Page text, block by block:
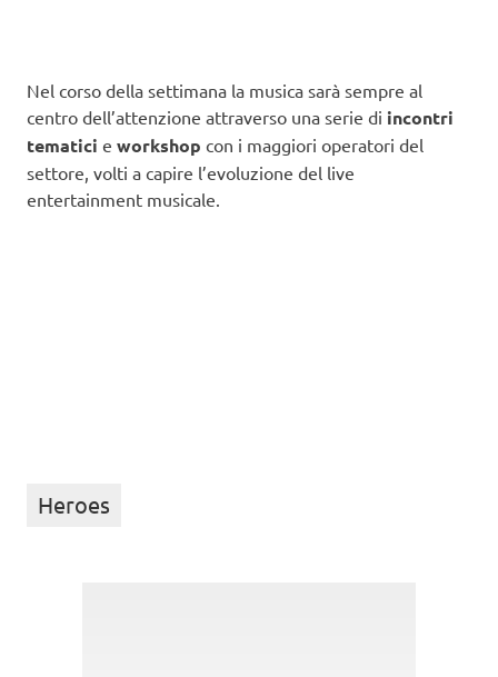
Nel corso della settimana la musica sarà sempre al
centro dell’attenzione attraverso una serie di incontri
tematici e workshop con i maggiori operatori del
settore, volti a capire l’evoluzione del live
entertainment musicale.
Heroes